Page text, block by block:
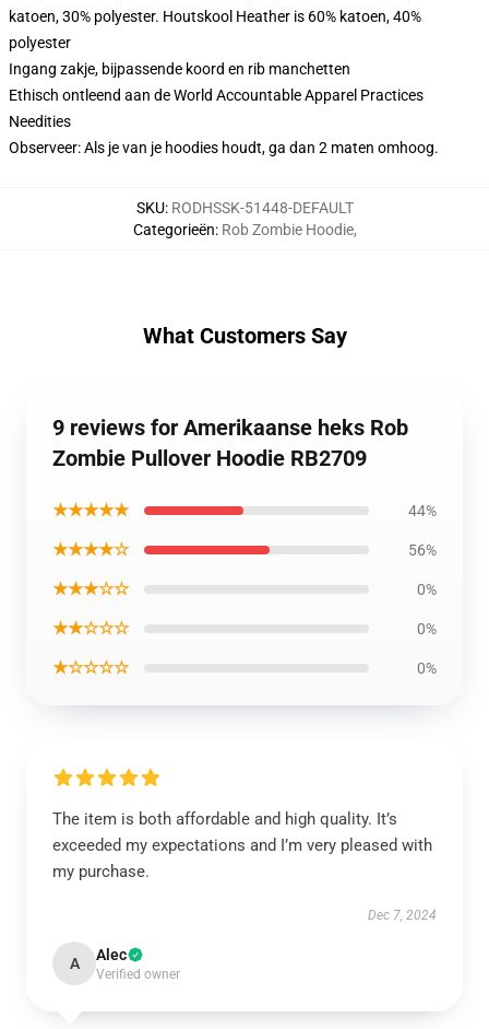
katoen, 30% polyester. Houtskool Heather is 60% katoen, 40%
polyester
Ingang zakje, bijpassende koord en rib manchetten
Ethisch ontleend aan de World Accountable Apparel Practices
Needities
Observeer: Als je van je hoodies houdt, ga dan 2 maten omhoog.
SKU: RODHSSK-51448-DEFAULT
Categorieën: Rob Zombie Hoodie,
What Customers Say
9 reviews for Amerikaanse heks Rob
Zombie Pullover Hoodie RB2709
★★★★★ 44%
★★★★☆ 56%
★★★☆☆ 0%
★★☆☆☆ 0%
★☆☆☆☆ 0%
The item is both affordable and high quality. It’s
exceeded my expectations and I’m very pleased with
my purchase.
Dec 7, 2024
A Alec
Verified owner